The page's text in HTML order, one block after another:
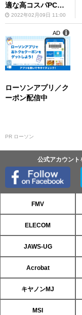
適な高コスパPC「F
RGAH670/WS2/NT
K」はPCゲーム入門
にもオススメ！
2022年02月09日 11:00
ローソンアプリ／ク
ーポン配信中
PR ローソン
AD
公式アカウント
FMV
ELECOM
JAWS-UG
Acrobat
キヤノンMJ
MSI